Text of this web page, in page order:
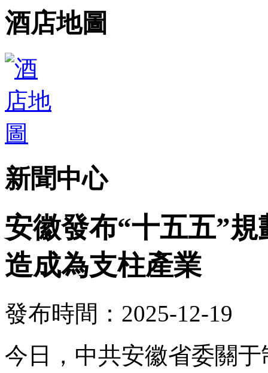
酒店地圖
新聞中心
安徽發布“十五五”
造成為支柱產業
發布時間：2025-12-19
今日，中共安徽省委關